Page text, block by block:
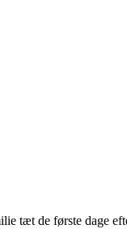
tæt de første dage